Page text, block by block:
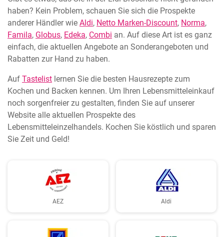
haben? Kein Problem, schauen Sie sich die Prospekte
anderer Händler wie Aldi, Netto Marken-Discount, Norma,
Famila, Globus, Edeka, Combi an. Auf diese Art ist es ganz
einfach, die aktuellen Angebote an Sonderangeboten und
Rabatten zur Hand zu haben.
Auf Tastelist lernen Sie die besten Hausrezepte zum
Kochen und Backen kennen. Um Ihren Lebensmitteleinkauf
noch sorgenfreier zu gestalten, finden Sie auf unserer
Website alle aktuellen Prospekte des
Lebensmitteleinzelhandels. Kochen Sie köstlich und sparen
Sie Zeit und Geld!
AEZ Aldi